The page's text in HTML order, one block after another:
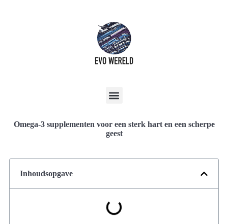
Omega-3 supplementen voor een sterk hart en een scherpe
geest
Inhoudsopgave